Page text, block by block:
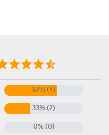
67% (4)
33% (2)
0% (0)